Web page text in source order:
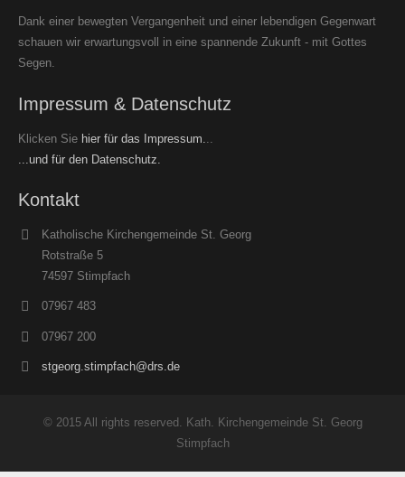
Dank einer bewegten Vergangenheit und einer lebendigen Gegenwart
schauen wir erwartungsvoll in eine spannende Zukunft - mit Gottes
Segen.
Impressum & Datenschutz
Klicken Sie hier für das Impressum.
...und für den Datenschutz.
Kontakt
Katholische Kirchengemeinde St. Georg
Rotstraße 5
74597 Stimpfach
07967 483
07967 200
stgeorg.stimpfach@drs.de
© 2015 All rights reserved. Kath. Kirchengemeinde St. Georg
Stimpfach